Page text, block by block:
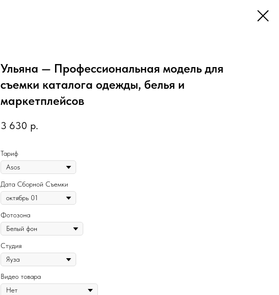
Ульяна — Профессиональная модель для
съемки каталога одежды, белья и
маркетплейсов
3 630 р.
Тариф
Дата Сборной Съемки
Фотозона
Студия
Видео товара